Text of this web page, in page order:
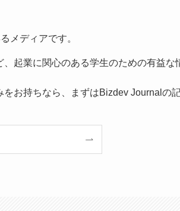
メディアです。
起業に関心のある学生のための有益な
をお持ちなら、まずはBizdev Journalの